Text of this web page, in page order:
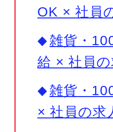
OK × 社員
雑貨・
給 × 社員
雑貨・
× 社員の求